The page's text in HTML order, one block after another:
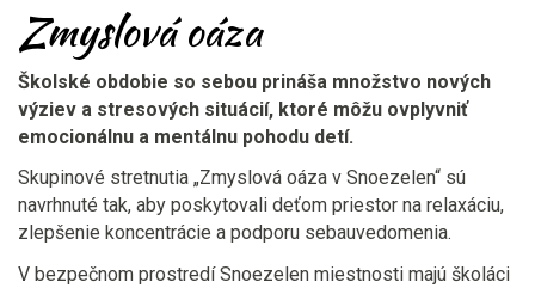
Zmyslová oáza
Školské obdobie so sebou prináša množstvo nových
výziev a stresových situácií, ktoré môžu ovplyvniť
emocionálnu a mentálnu pohodu detí.
Skupinové stretnutia „Zmyslová oáza v Snoezelen“ sú
navrhnuté tak, aby poskytovali deťom priestor na relaxáciu,
zlepšenie koncentrácie a podporu sebauvedomenia.
V bezpečnom prostredí Snoezelen miestnosti majú školáci